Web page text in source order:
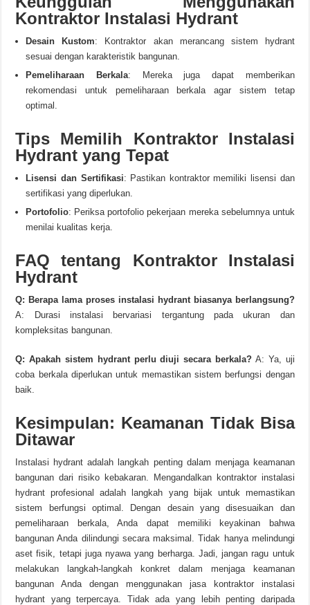
Kontraktor Instalasi Hydrant
Desain Kustom: Kontraktor akan merancang sistem hydrant
sesuai dengan karakteristik bangunan.
Pemeliharaan Berkala: Mereka juga dapat memberikan
rekomendasi untuk pemeliharaan berkala agar sistem tetap
optimal.
Tips Memilih Kontraktor Instalasi
Hydrant yang Tepat
Lisensi dan Sertifikasi: Pastikan kontraktor memiliki lisensi dan
sertifikasi yang diperlukan.
Portofolio: Periksa portofolio pekerjaan mereka sebelumnya untuk
menilai kualitas kerja.
FAQ tentang Kontraktor Instalasi
Hydrant
Q: Berapa lama proses instalasi hydrant biasanya berlangsung?
A: Durasi instalasi bervariasi tergantung pada ukuran dan
kompleksitas bangunan.
Q: Apakah sistem hydrant perlu diuji secara berkala? A: Ya, uji
coba berkala diperlukan untuk memastikan sistem berfungsi dengan
baik.
Kesimpulan: Keamanan Tidak Bisa
Ditawar
Instalasi hydrant adalah langkah penting dalam menjaga keamanan
bangunan dari risiko kebakaran. Mengandalkan kontraktor instalasi
hydrant profesional adalah langkah yang bijak untuk memastikan
sistem berfungsi optimal. Dengan desain yang disesuaikan dan
pemeliharaan berkala, Anda dapat memiliki keyakinan bahwa
bangunan Anda dilindungi secara maksimal. Tidak hanya melindungi
aset fisik, tetapi juga nyawa yang berharga. Jadi, jangan ragu untuk
melakukan langkah-langkah konkret dalam menjaga keamanan
bangunan Anda dengan menggunakan jasa kontraktor instalasi
hydrant yang terpercaya. Tidak ada yang lebih penting daripada